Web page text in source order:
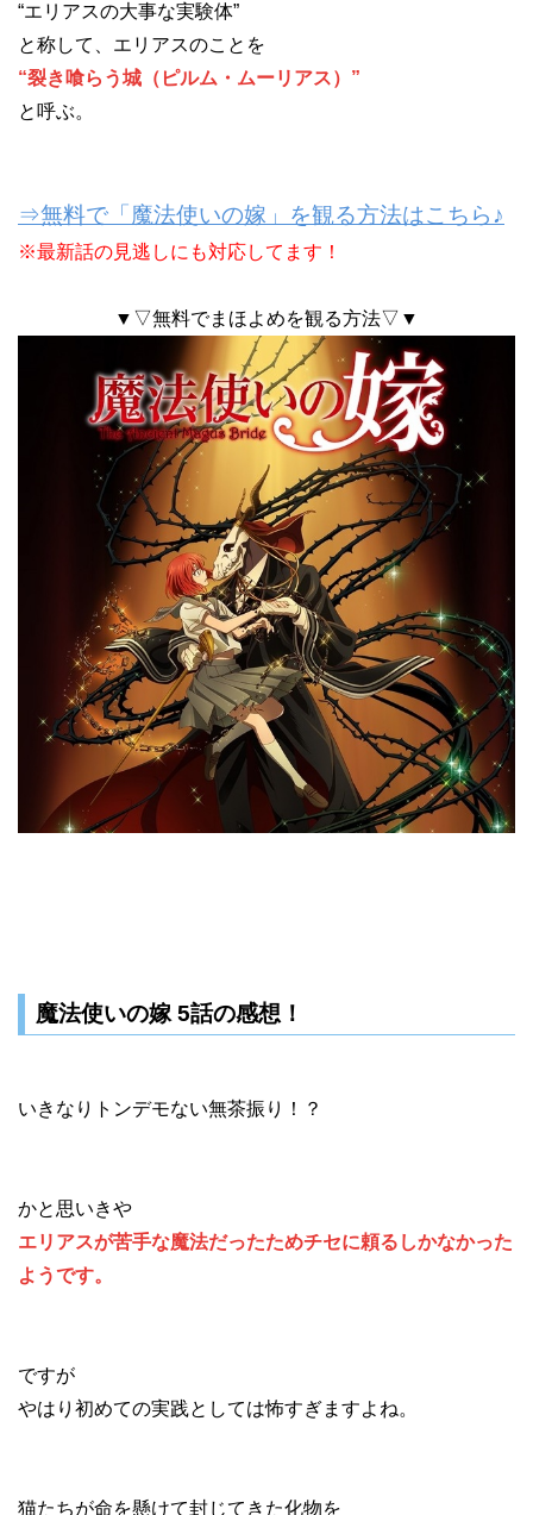
“エリアスの大事な実験体”
と称して、エリアスのことを
“裂き喰らう城（ピルム・ムーリアス）”
と呼ぶ。
⇒無料で「魔法使いの嫁」を観る方法はこちら♪
※最新話の見逃しにも対応してます！
▼▽無料でまほよめを観る方法▽▼
魔法使いの嫁 5話の感想！
いきなりトンデモない無茶振り！？
かと思いきや
エリアスが苦手な魔法だったためチセに頼るしかなかった
ようです。
ですが
やはり初めての実践としては怖すぎますよね。
猫たちが命を懸けて封じてきた化物を